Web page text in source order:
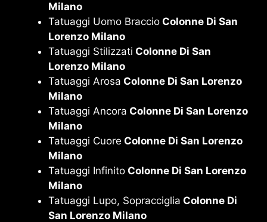
Milano
Tatuaggi Uomo Braccio Colonne Di San
Lorenzo Milano
Tatuaggi Stilizzati Colonne Di San
Lorenzo Milano
Tatuaggi Arosa Colonne Di San Lorenzo
Milano
Tatuaggi Ancora Colonne Di San Lorenzo
Milano
Tatuaggi Cuore Colonne Di San Lorenzo
Milano
Tatuaggi Infinito Colonne Di San Lorenzo
Milano
Tatuaggi Lupo, Sopracciglia Colonne Di
San Lorenzo Milano